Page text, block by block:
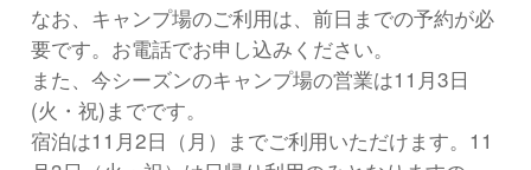
なお、キャンプ場のご利用は、前日までの予約が必
要です。お電話でお申し込みください。
また、今シーズンのキャンプ場の営業は11月3日
(火・祝)までです。
宿泊は11月2日（月）までご利用いただけます。11